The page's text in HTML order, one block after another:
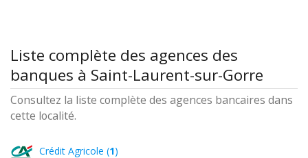
Liste complète des agences des
banques à Saint-Laurent-sur-Gorre
Consultez la liste complète des agences bancaires dans
cette localité.
Crédit Agricole (1)